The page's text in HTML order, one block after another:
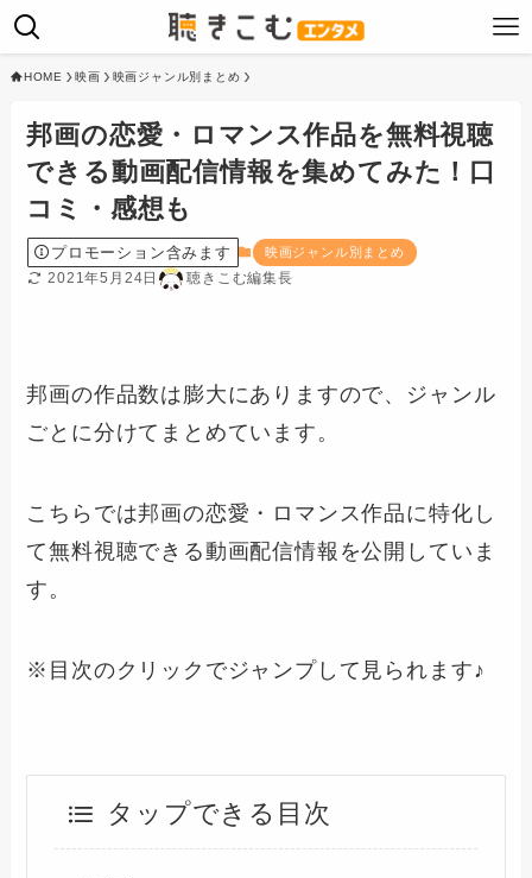
HOME 映画 映画ジャンル別まとめ
邦画の恋愛・ロマンス作品を無料視聴
できる動画配信情報を集めてみた！口
コミ・感想も
プロモーション含みます 映画ジャンル別まとめ
2021年5月24日 聴きこむ編集長
邦画の作品数は膨大にありますので、ジャンル
ごとに分けてまとめています。
こちらでは邦画の恋愛・ロマンス作品に特化し
て無料視聴できる動画配信情報を公開していま
す。
※目次のクリックでジャンプして見られます♪
タップできる目次